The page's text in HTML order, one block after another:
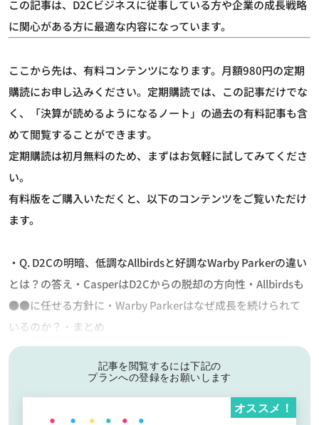
この記事は、D2Cビジネスに従事している方や企業の成長戦略
に関心がある方に最適な内容になっています。
ここから先は、有料コンテンツになります。月額980円の定期
購読にお申し込みください。定期購読では、この記事だけでな
く、「決算が読めるようになるノート」の過去の有料記事も含
めて閲覧することができます。
定期購読は初月無料のため、まずはお気軽に試してみてくださ
い。
有料版をご購入いただくと、以下のコンテンツをご覧いただけ
ます。
・Q. D2Cの明暗、低調なAllbirdsと好調なWarby Parkerの違い
とは？の答え・CasperはD2Cからの脱却の方向性・Allbirdsも
●●に任せる方針に・Warby Parkerはなぜ成長を続けられて
いるのか？・まとめ
記事を閲覧するには下記の
プランへの登録をお願いします
オススメ！